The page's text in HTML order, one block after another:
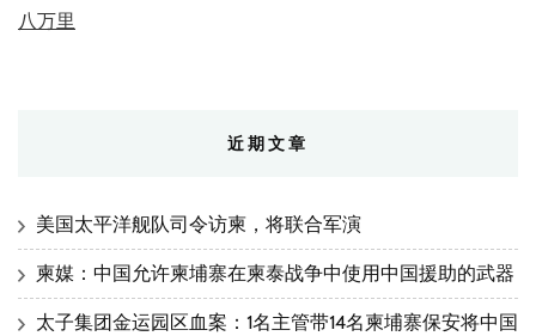
八万里
近期文章
美国太平洋舰队司令访柬，将联合军演
柬媒：中国允许柬埔寨在柬泰战争中使用中国援助的武器
太子集团金运园区血案：1名主管带14名柬埔寨保安将中国